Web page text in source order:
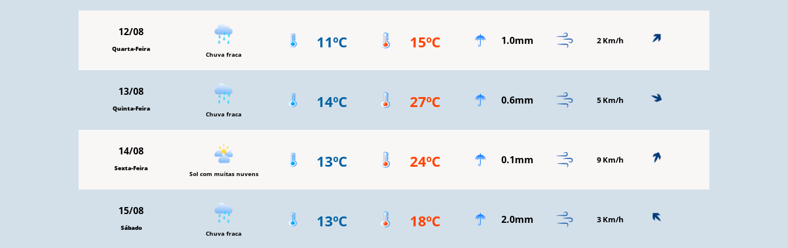
12/08
Quarta-Feira
Chuva fraca
11ºC 15ºC 1.0mm 2 Km/h
13/08
Quinta-Feira
Chuva fraca
14ºC 27ºC 0.6mm 5 Km/h
14/08
Sexta-Feira
Sol com muitas nuvens
13ºC 24ºC 0.1mm 9 Km/h
15/08
Sábado
Chuva fraca
13ºC 18ºC 2.0mm 3 Km/h